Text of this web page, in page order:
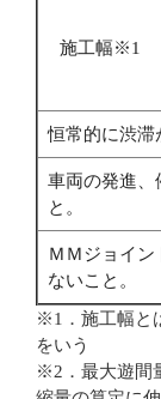
施工幅※1
恒常的に渋滞
車両の発進、
と。
ＭＭジョイ
ないこと。
※1．施工幅と
をいう
※2．最大遊間